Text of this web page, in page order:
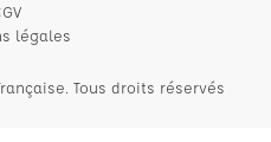
légales
Tous droits réservés